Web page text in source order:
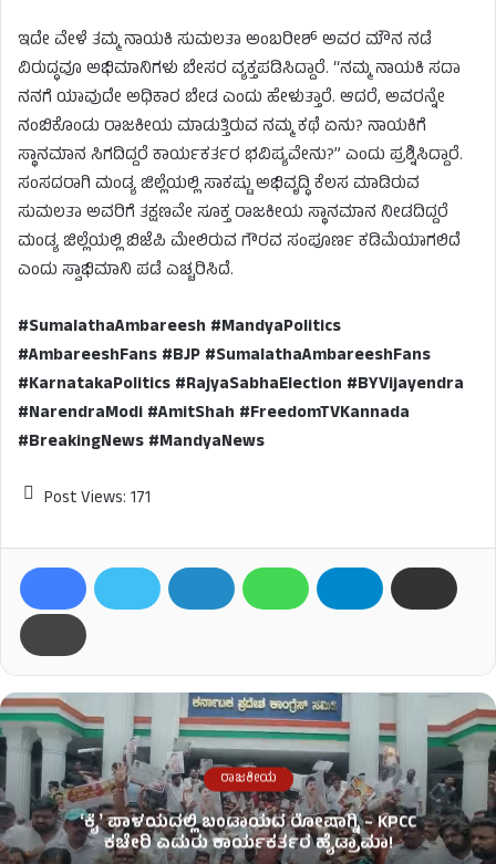
ಇದೇ ವೇಳೆ ತಮ್ಮ ನಾಯಕಿ ಸುಮಲತಾ ಅಂಬರೀಶ್ ಅವರ ಮೌನ ನಡೆ
ವಿರುದ್ಧವೂ ಅಭಿಮಾನಿಗಳು ಬೇಸರ ವ್ಯಕ್ತಪಡಿಸಿದ್ದಾರೆ. “ನಮ್ಮ ನಾಯಕಿ ಸದಾ
ನನಗೆ ಯಾವುದೇ ಅಧಿಕಾರ ಬೇಡ ಎಂದು ಹೇಳುತ್ತಾರೆ. ಆದರೆ, ಅವರನ್ನೇ
ನಂಬಿಕೊಂಡು ರಾಜಕೀಯ ಮಾಡುತ್ತಿರುವ ನಮ್ಮ ಕಥೆ ಏನು? ನಾಯಕಿಗೆ
ಸ್ಥಾನಮಾನ ಸಿಗದಿದ್ದರೆ ಕಾರ್ಯಕರ್ತರ ಭವಿಷ್ಯವೇನು?” ಎಂದು ಪ್ರಶ್ನಿಸಿದ್ದಾರೆ.
ಸಂಸದರಾಗಿ ಮಂಡ್ಯ ಜಿಲ್ಲೆಯಲ್ಲಿ ಸಾಕಷ್ಟು ಅಭಿವೃದ್ಧಿ ಕೆಲಸ ಮಾಡಿರುವ
ಸುಮಲತಾ ಅವರಿಗೆ ತಕ್ಷಣವೇ ಸೂಕ್ತ ರಾಜಕೀಯ ಸ್ಥಾನಮಾನ ನೀಡದಿದ್ದರೆ
ಮಂಡ್ಯ ಜಿಲ್ಲೆಯಲ್ಲಿ ಬಿಜೆಪಿ ಮೇಲಿರುವ ಗೌರವ ಸಂಪೂರ್ಣ ಕಡಿಮೆಯಾಗಲಿದೆ
ಎಂದು ಸ್ವಾಭಿಮಾನಿ ಪಡೆ ಎಚ್ಚರಿಸಿದೆ.
#SumalathaAmbareesh #MandyaPolitics
#AmbareeshFans #BJP #SumalathaAmbareeshFans
#KarnatakaPolitics #RajyaSabhaElection #BYVijayendra
#NarendraModi #AmitShah #FreedomTVKannada
#BreakingNews #MandyaNews
Post Views: 171
ರಾಜಕೀಯ
ʻಕೈʼ​ ಪಾಳಯದಲ್ಲಿ ಬಂಡಾಯದ ರೋಷಾಗ್ನಿ – KPCC
ಕಚೇರಿ ಎದುರು ಕಾರ್ಯಕರ್ತರ ಹೈಡ್ರಾಮಾ!